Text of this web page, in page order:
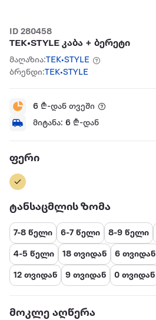
ID 280458
TEK•STYLE კაბა + ბერეტი
მაღაზია:TEK•STYLE
ბრენდი:TEK•STYLE
6 ₾-დან თვეში
მიტანა: 6 ₾-დან
ფერი
ტანსაცმლის ზომა
7-8 წელი 6-7 წელი 8-9 წელი
4-5 წელი 18 თვიდან 6 თვიდან
12 თვიდან 9 თვიდან 0 თვიდან
მოკლე აღწერა